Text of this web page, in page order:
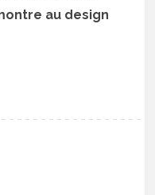
au design